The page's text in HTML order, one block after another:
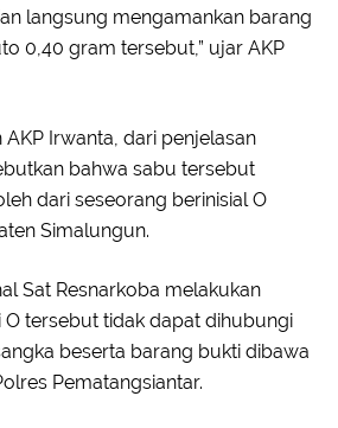
langsung mengamankan barang
0,40 gram tersebut,” ujar AKP
Irwanta, dari penjelasan
bahwa sabu tersebut
dari seseorang berinisial O
Simalungun.
Sat Resnarkoba melakukan
tersebut tidak dapat dihubungi
beserta barang bukti dibawa
Pematangsiantar.